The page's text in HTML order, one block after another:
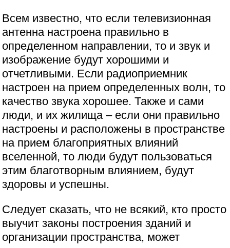
Всем известно, что если телевизионная
антенна настроена правильно в
определенном направлении, то и звук и
изображение будут хорошими и
отчетливыми. Если радиоприемник
настроен на прием определенных волн, то
качество звука хорошее. Также и сами
люди, и их жилища – если они правильно
настроены и расположены в пространстве
на прием благоприятных влияний
вселенной, то люди будут пользоваться
этим благотворным влиянием, будут
здоровы и успешны.
Следует сказать, что не всякий, кто просто
выучит законы построения зданий и
организации пространства, может